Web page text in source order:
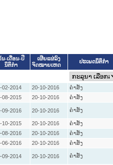
ນ-ເດືອນ-ປີ
ນິຕິກໍາ
ເຜີຍແຜ່ລົງ
ຈົດໝາຍເຫດ
ປະເພດນິຕິກຳ
02-2014 20-10-2016 ຄໍາສັ່ງ
08-2015 20-10-2016 ຄໍາສັ່ງ
09-2016 20-10-2016 ຄໍາສັ່ງ
10-2015 20-10-2016 ຄໍາສັ່ງ
08-2016 20-10-2016 ຄໍາສັ່ງ
06-2016 20-10-2016 ຄໍາສັ່ງ
09-2014 20-10-2016 ຄໍາສັ່ງ